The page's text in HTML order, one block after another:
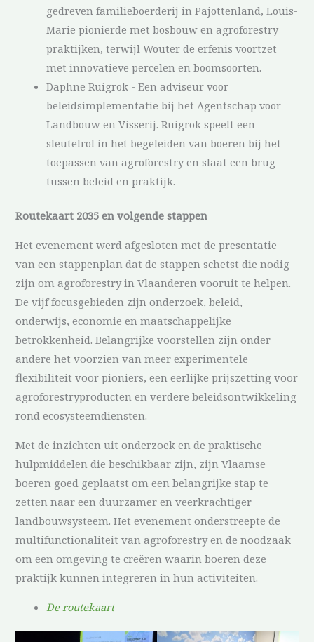
gedreven familieboerderij in Pajottenland, Louis-
Marie pionierde met bosbouw en agroforestry
praktijken, terwijl Wouter de erfenis voortzet
met innovatieve percelen en boomsoorten.
Daphne Ruigrok - Een adviseur voor
beleidsimplementatie bij het Agentschap voor
Landbouw en Visserij. Ruigrok speelt een
sleutelrol in het begeleiden van boeren bij het
toepassen van agroforestry en slaat een brug
tussen beleid en praktijk.
Routekaart 2035 en volgende stappen
Het evenement werd afgesloten met de presentatie
van een stappenplan dat de stappen schetst die nodig
zijn om agroforestry in Vlaanderen vooruit te helpen.
De vijf focusgebieden zijn onderzoek, beleid,
onderwijs, economie en maatschappelijke
betrokkenheid. Belangrijke voorstellen zijn onder
andere het voorzien van meer experimentele
flexibiliteit voor pioniers, een eerlijke prijszetting voor
agroforestryproducten en verdere beleidsontwikkeling
rond ecosysteemdiensten.
Met de inzichten uit onderzoek en de praktische
hulpmiddelen die beschikbaar zijn, zijn Vlaamse
boeren goed geplaatst om een belangrijke stap te
zetten naar een duurzamer en veerkrachtiger
landbouwsysteem. Het evenement onderstreepte de
multifunctionaliteit van agroforestry en de noodzaak
om een omgeving te creëren waarin boeren deze
praktijk kunnen integreren in hun activiteiten.
De routekaart